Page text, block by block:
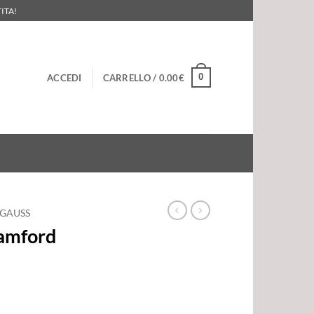
ACCEDI CARRELLO / 0.00€ 0